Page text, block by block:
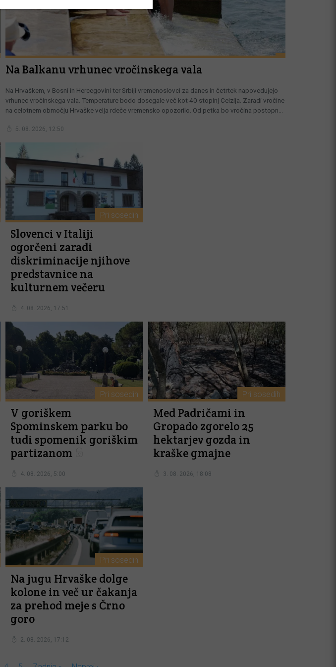
Na Balkanu vrhunec vročinskega vala
Na Hrvaškem, v Bosni in Hercegovini ter Srbiji vremenoslovci za danes in četrtek napovedujejo
vrhunec vročinskega vala. Temperature bodo dosegale več kot 40 stopinj Celzija. Zaradi vročine
na celotnem območju Hrvaške velja rdeče vremensko opozorilo. Od petka bo vročina postopno
5. 08. 2026, 12:50
Pri sosedih
Slovenci v Italiji
ogorčeni zaradi
diskriminacije njihove
predstavnice na
kulturnem večeru
4. 08. 2026, 17:51
Pri sosedih
V goriškem
Spominskem parku bo
tudi spomenik goriškim
partizanom
4. 08. 2026, 5:00
Pri sosedih
Med Padričami in
Gropado zgorelo 25
hektarjev gozda in
kraške gmajne
3. 08. 2026, 18:08
Pri sosedih
Na jugu Hrvaške dolge
kolone in več ur čakanja
za prehod meje s Črno
goro
2. 08. 2026, 17:12